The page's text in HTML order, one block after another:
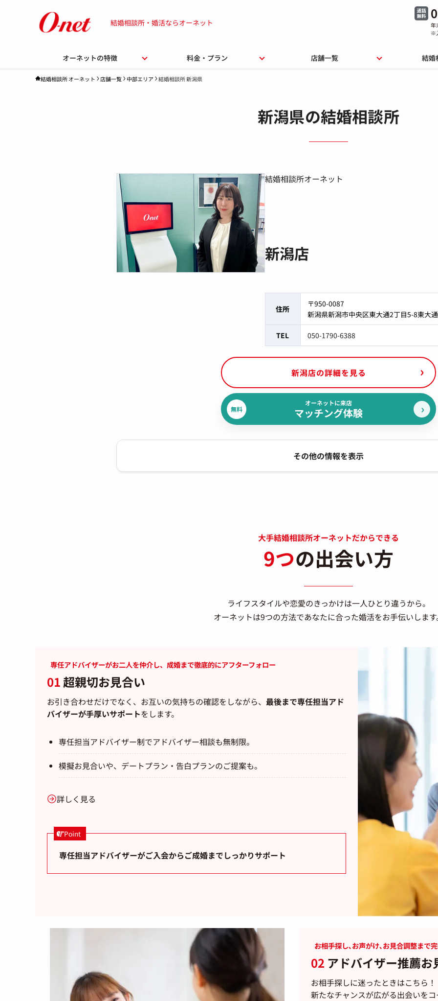
結婚相談所・婚活ならオーネット
年
※
オーネットの特徴 料金・プラン 店舗一覧 結婚
結婚相談所 オーネット 店舗一覧 中部エリア 結婚相談所 新潟県
新潟県の結婚相談所
結婚相談所オーネット
新潟店
住所
〒950-0087
新潟県新潟市中央区東大通2丁目5-8東大
TEL 050-1790-6388
新潟店の詳細を見る
無料
オーネットに来店
マッチング体験
その他の情報を表示
大手結婚相談所オーネットだからできる
9つの出会い方
ライフスタイルや恋愛のきっかけは一人ひとり違うから。
オーネットは9つの方法であなたに合った婚活をお手伝いします
専任アドバイザーがお二人を仲介し、成婚まで徹底的にアフターフォロー
01 超親切お見合い
お引き合わせだけでなく、お互いの気持ちの確認をしながら、 最後まで専任担当アド
バイザーが手厚いサポートをします。
専任担当アドバイザー制でアドバイザー相談も無制限。
模擬お見合いや、デートプラン・告白プランのご提案も。
詳しく見る
Point
専任担当アドバイザーがご入会からご成婚までしっかりサポート
お相手探し､お声がけ､お見合調整まで
02 アドバイザー推薦お
お相手探しに迷ったときはこちら！
新たなチャンスが広がる出会いを